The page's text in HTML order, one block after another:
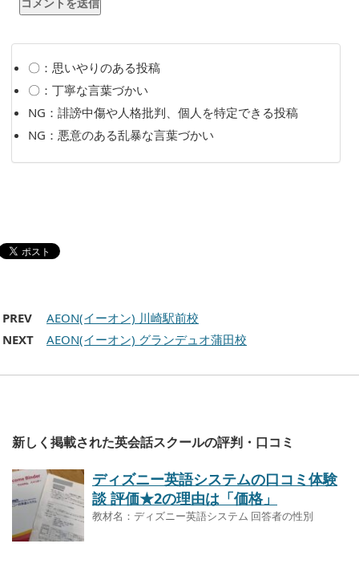
〇：思いやりのある投稿
〇：丁寧な言葉づかい
NG：誹謗中傷や人格批判、個人を特定できる投稿
NG：悪意のある乱暴な言葉づかい
PREV
AEON(イーオン) 川崎駅前校
NEXT
AEON(イーオン) グランデュオ蒲田校
新しく掲載された英会話スクールの評判・口コミ
ディズニー英語システムの口コミ体験
談 評価★2の理由は「価格」
教材名：ディズニー英語システム 回答者の性別